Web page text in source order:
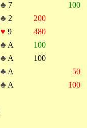
♣ 7
100
♣ 2
200
♥ 9
480
♣ A
100
♣ A
100
♣ A
50
♣ A
100